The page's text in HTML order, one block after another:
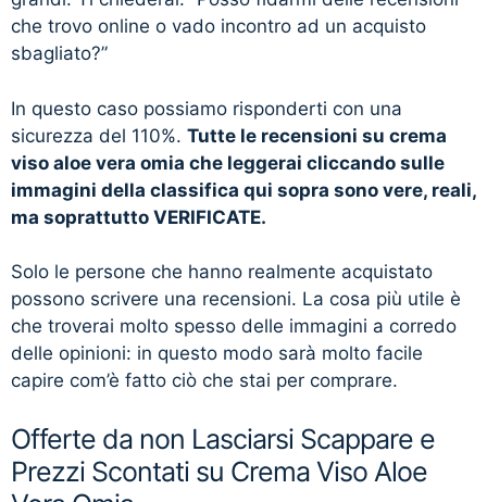
che trovo online o vado incontro ad un acquisto
sbagliato?”
In questo caso possiamo risponderti con una
sicurezza del 110%. Tutte le recensioni su crema
viso aloe vera omia che leggerai cliccando sulle
immagini della classifica qui sopra sono vere, reali,
ma soprattutto VERIFICATE.
Solo le persone che hanno realmente acquistato
possono scrivere una recensioni. La cosa più utile è
che troverai molto spesso delle immagini a corredo
delle opinioni: in questo modo sarà molto facile
capire com’è fatto ciò che stai per comprare.
Offerte da non Lasciarsi Scappare e
Prezzi Scontati su Crema Viso Aloe